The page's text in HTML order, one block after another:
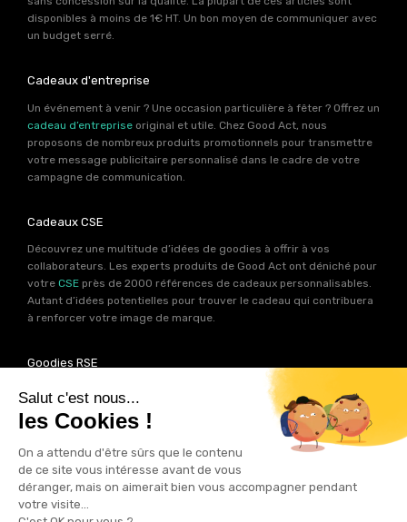
disponibles à moins de 1€ HT. Un bon moyen de communiquer avec
un budget serré.
Cadeaux d'entreprise
Un événement à venir ? Une occasion particulière à fêter ? Offrez un
cadeau d’entreprise original et utile. Chez Good Act, nous
proposons de nombreux produits promotionnels pour transmettre
votre message publicitaire personnalisé dans le cadre de votre
campagne de communication.
Cadeaux CSE
Découvrez une multitude d’idées de goodies à offrir à vos
collaborateurs. Les experts produits de Good Act ont déniché pour
votre CSE près de 2000 références de cadeaux personnalisables.
Autant d’idées potentielles pour trouver le cadeau qui contribuera
à renforcer votre image de marque.
Goodies RSE
Vous souhaitez communiquer en accord avec vos valeurs ? Ca
tombe bien ! Un grand nombre de produits présents sur Good Act
sont fabriqués en France et en Europe.
Notre sélection RSEvous
permet de trouver un goodies parfait pour votre campagne de
communication. Des produits fabriqués avec amour dans de
bonnes conditions et un impact limité sur la planête.